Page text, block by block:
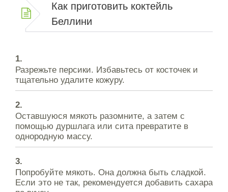
Как приготовить коктейль
Беллини
Разрежьте персики. Избавьтесь от косточек и
тщательно удалите кожуру.
Оставшуюся мякоть разомните, а затем с
помощью дуршлага или сита превратите в
однородную массу.
Попробуйте мякоть. Она должна быть сладкой.
Если это не так, рекомендуется добавить сахара